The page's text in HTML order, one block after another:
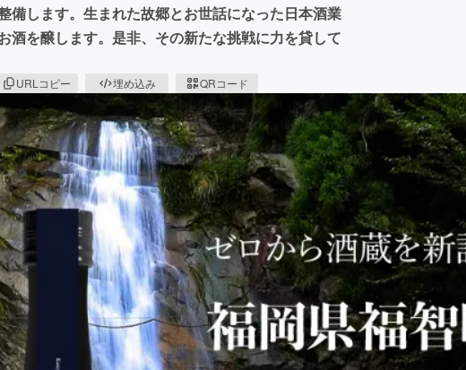
備します。生まれた故郷とお世話になった日本酒業
酒を醸します。是非、その新たな挑戦に力を貸して
URLコピー 埋め込み QRコード